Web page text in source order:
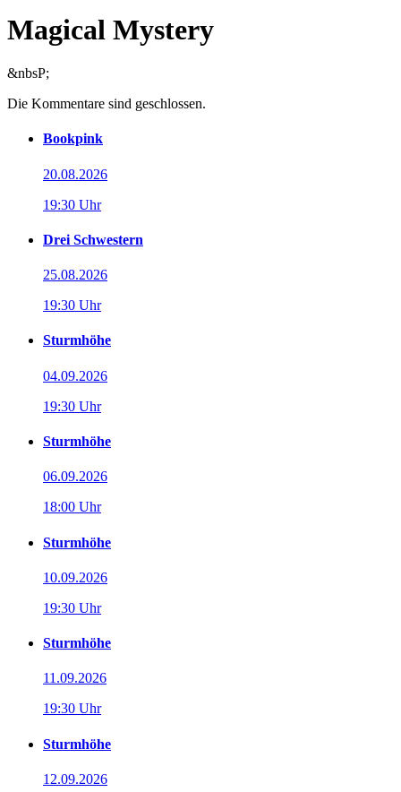
Magical Mystery
&nbsP;
Die Kommentare sind geschlossen.
Bookpink
20.08.2026
19:30 Uhr
Drei Schwestern
25.08.2026
19:30 Uhr
Sturmhöhe
04.09.2026
19:30 Uhr
Sturmhöhe
06.09.2026
18:00 Uhr
Sturmhöhe
10.09.2026
19:30 Uhr
Sturmhöhe
11.09.2026
19:30 Uhr
Sturmhöhe
12.09.2026